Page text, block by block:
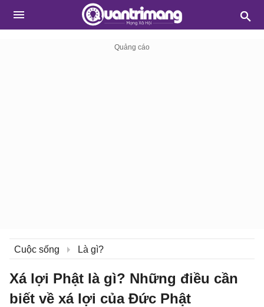
Cuộc sống Là gì?
Xá lợi Phật là gì? Những điều cần
biết về xá lợi của Đức Phật